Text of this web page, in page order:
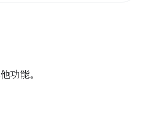
功能。